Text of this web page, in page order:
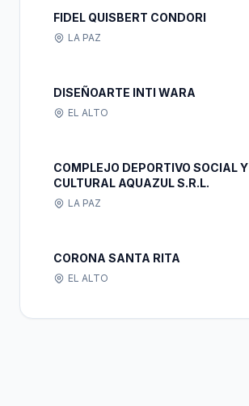
FIDEL QUISBERT CONDORI
LA PAZ
DISEÑOARTE INTI WARA
EL ALTO
COMPLEJO DEPORTIVO SOCIAL Y
CULTURAL AQUAZUL S.R.L.
LA PAZ
CORONA SANTA RITA
EL ALTO